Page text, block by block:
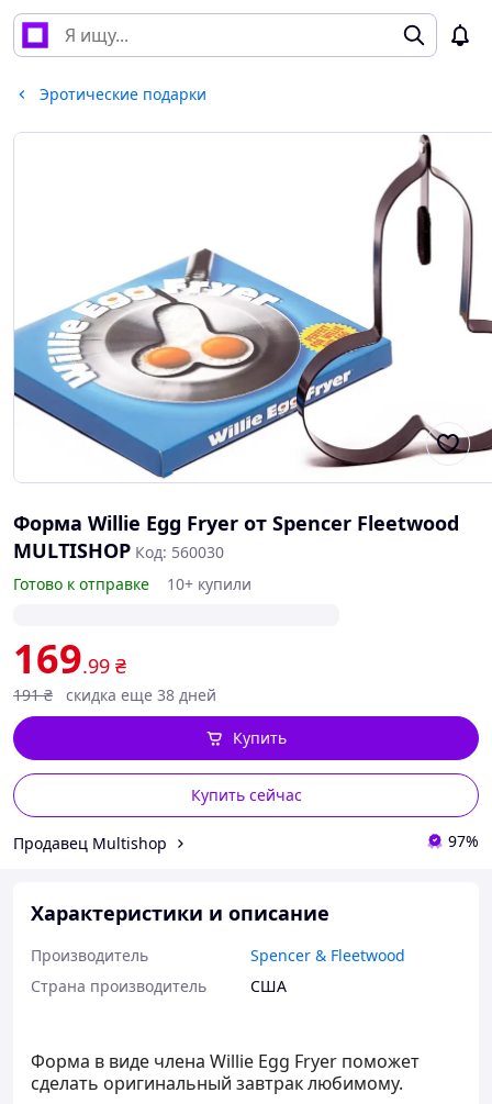
Эротические подарки
Форма Willie Egg Fryer от Spencer Fleetwood
MULTISHOP Код: 560030
Готово к отправке
10+ купили
169.99 ₴
191 ₴ скидка еще 38 дней
Купить сейчас
Купить
Продавец Multishop 97%
Характеристики и описание
Производитель
Spencer & Fleetwood
Страна производитель
США
Форма в виде члена Willie Egg Fryer поможет
сделать оригинальный завтрак любимому.